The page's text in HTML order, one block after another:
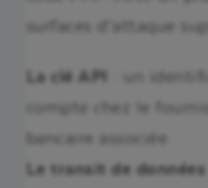
surfaces d’attaque
La clé API
: un
compte chez le
bancaire associée
Le transit de données